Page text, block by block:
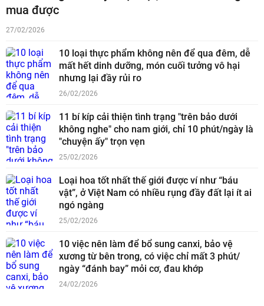
mua được
27/02/2026
10 loại thực phẩm không nên để qua đêm, dễ
mất hết dinh dưỡng, món cuối tưởng vô hại
nhưng lại đầy rủi ro
26/02/2026
11 bí kíp cải thiện tình trạng "trên bảo dưới
không nghe" cho nam giới, chỉ 10 phút/ngày là
"chuyện ấy" trọn vẹn
25/02/2026
Loại hoa tốt nhất thế giới được ví như “báu
vật”, ở Việt Nam có nhiều rụng đầy đất lại ít ai
ngó ngàng
25/02/2026
10 việc nên làm để bổ sung canxi, bảo vệ
xương từ bên trong, có việc chỉ mất 3 phút/
ngày “đánh bay” mỏi cơ, đau khớp
24/02/2026